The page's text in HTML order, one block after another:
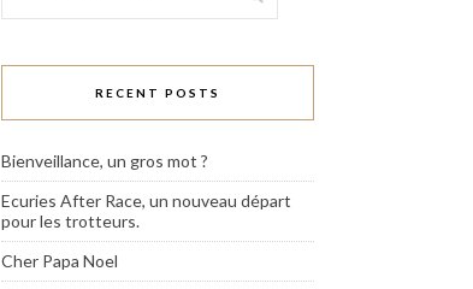
RECENT POSTS
Bienveillance, un gros mot ?
Ecuries After Race, un nouveau départ
pour les trotteurs.
Cher Papa Noel